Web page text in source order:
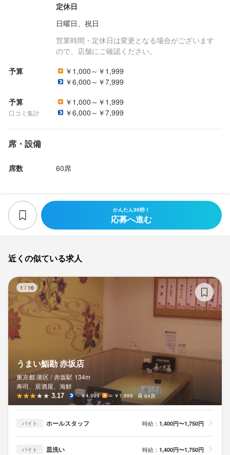
定休日
日曜日、祝日
営業時間・定休日は変更となる場合がございます
ので、店舗にご確認ください。
予算
￥1,000～￥1,999
￥6,000～￥7,999
予算
口コミ集計
￥1,000～￥1,999
￥6,000～￥7,999
席・設備
席数 60席
かんたん30秒！
応募へ進む
近くの似ている求人
1 / 16
うまい鮨勘 赤坂店
東京都 港区 / 赤坂駅 134m
寿司、居酒屋、海鮮
3.17 ～￥4,999 ～￥1,999 64席
バイト ホールスタッフ 時給： 1,400円〜1,750円
バイト 皿洗い 時給： 1,400円〜1,750円